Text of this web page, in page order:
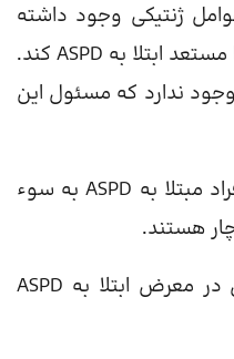
ژنتیکی وجود داشته
باشد که می تواند برخی افراد را مستعد ابتلا به ASPD کند.
ندارد که مسئول این
حدود نیمی از افراد مبتلا به ASPD به سوء
هستند.
مردان بیشتر از زنان در معرض ابتلا به ASPD